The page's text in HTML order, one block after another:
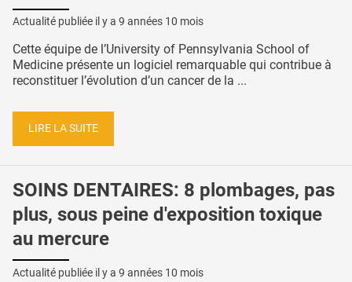
Actualité publiée il y a 9 années 10 mois
Cette équipe de l’University of Pennsylvania School of
Medicine présente un logiciel remarquable qui contribue à
reconstituer l’évolution d’un cancer de la ...
LIRE LA SUITE
SOINS DENTAIRES: 8 plombages, pas
plus, sous peine d'exposition toxique
au mercure
Actualité publiée il y a 9 années 10 mois